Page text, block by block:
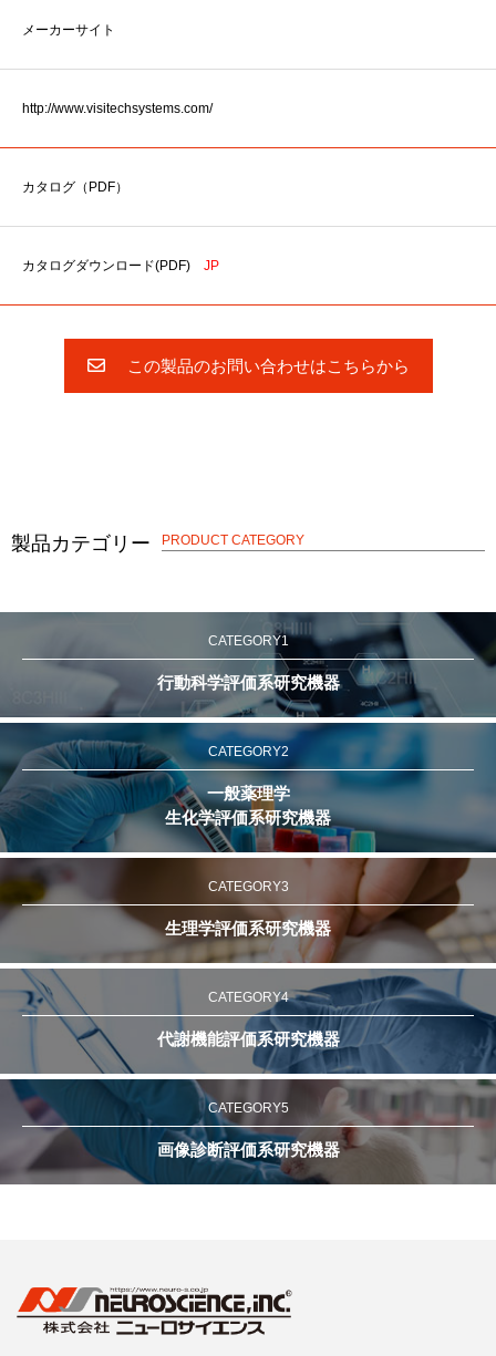
メーカーサイト
http://www.visitechsystems.com/
カタログ（PDF）
カタログダウンロード(PDF) JP
この製品のお問い合わせはこちらから
製品カテゴリー PRODUCT CATEGORY
CATEGORY1
行動科学評価系研究機器
CATEGORY2
一般薬理学
生化学評価系研究機器
CATEGORY3
生理学評価系研究機器
CATEGORY4
代謝機能評価系研究機器
CATEGORY5
画像診断評価系研究機器